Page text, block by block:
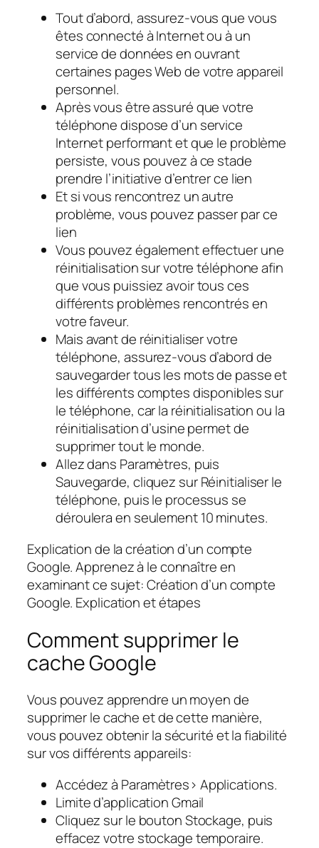
Tout d’abord, assurez-vous que vous
êtes connecté à Internet ou à un
service de données en ouvrant
certaines pages Web de votre appareil
personnel.
Après vous être assuré que votre
téléphone dispose d’un service
Internet performant et que le problème
persiste, vous pouvez à ce stade
prendre l’initiative d’entrer ce lien
Et si vous rencontrez un autre
problème, vous pouvez passer par ce
lien
Vous pouvez également effectuer une
réinitialisation sur votre téléphone afin
que vous puissiez avoir tous ces
différents problèmes rencontrés en
votre faveur.
Mais avant de réinitialiser votre
téléphone, assurez-vous d’abord de
sauvegarder tous les mots de passe et
les différents comptes disponibles sur
le téléphone, car la réinitialisation ou la
réinitialisation d’usine permet de
supprimer tout le monde.
Allez dans Paramètres, puis
Sauvegarde, cliquez sur Réinitialiser le
téléphone, puis le processus se
déroulera en seulement 10 minutes.
Explication de la création d’un compte
Google. Apprenez à le connaître en
examinant ce sujet: Création d’un compte
Google. Explication et étapes
Comment supprimer le
cache Google
Vous pouvez apprendre un moyen de
supprimer le cache et de cette manière,
vous pouvez obtenir la sécurité et la fiabilité
sur vos différents appareils:
Accédez à Paramètres> Applications.
Limite d’application Gmail
Cliquez sur le bouton Stockage, puis
effacez votre stockage temporaire.